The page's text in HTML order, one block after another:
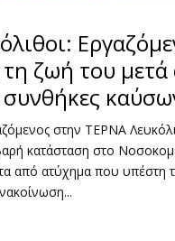
τη ζωή του
στην ΤΕΡΝΑ
κατάσταση στο
από ατύχημα που υπέστη